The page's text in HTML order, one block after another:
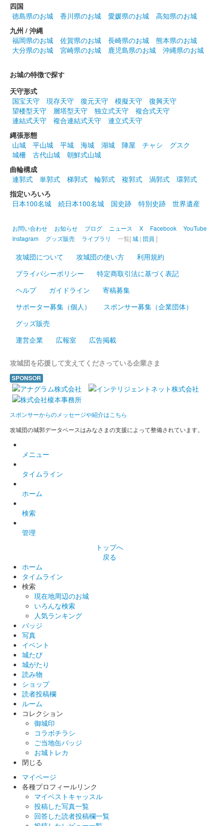
松本城 御城印 師走限定版
販売終了
登久姫氏による直筆の御城印。
松本城 御城印
販売終了
お城EXPO2023の「松本城 御城印帳／登久姫プロジェクト」の
ブースにて登久姫直筆の御城印。100枚限定
松本城 御城印
2023年12月17日に開催されたお城EXPO2023の「松本城 御城印
帳／登久姫プロジェクト」のブースにて販売された御城印。くじ
松本城 御城印 城主イラスト入り版
販売終了
2023年12月17日に開催されたお城EXPO2023の「松本城 御城印
引きのWチャンスの副賞でも貰える。石川数正、小笠原秀政、戸
田康長、松平……
販売終了
100枚限定
松本城 御城印
販売終了
2023年12月16、17日に開催されたお城EXPO2023の「松本城 御
城印帳／登久姫プロジェクト」のブースにて17日のみ登久姫氏が
その場で直書きした御城印。
松本城 国宝五城御城印
配布終了
各日各2回（計4回）、抽選配布（各回抽選券200枚中100枚当
選）。当選者は国宝五城（松江城、姫路城、彦根城、犬山城、松
本城）から一城選択。黒地に金文字。中央にお城EXPO2023ロゴ
あり。
松本城 御城印
販売終了
2023年12月16、17日に開催されたお城EXPO2023の「松本城 御
城印帳／登久姫プロジェクト」のブースにて登久姫直筆の御城
印。
松本城 御城印
配布終了
2023年12月16、17日に開催されたお城EXPO2023の「松本城 御
城印帳／登久姫プロジェクト」のブースにて御城印６家セット購
入すると貰える。石川数正、小笠原秀政、戸田康長、松平直政、
堀田正盛、……
松本城 御城印 押し家紋 水野家
販売終了
四国
徳島県のお城
香川県のお城 愛媛県のお城
高知県のお城
九州 / 沖縄
福岡県のお城
佐賀県のお城 長崎県のお城
熊本県のお城
大分県のお城
宮崎県のお城 鹿児島県のお城 沖縄県のお城
お城の特徴で探す
天守形式
国宝天守
現存天守 復元天守 模擬天守
復興天守
望楼型天守
層塔型天守 独立式天守
複合式天守
連結式天守
複合連結式天守
連立式天守
縄張形態
山城
平山城 平城 海城 湖城 陣屋 チャシ
グスク
城柵
古代山城
朝鮮式山城
曲輪構成
連郭式
単郭式 梯郭式 輪郭式 複郭式 渦郭式
環郭式
指定いろいろ
日本100名城
続日本100名城 国史跡 特別史跡 世界遺産
お問い合わせ お知らせ ブログ ニュース X Facebook
YouTube
Instagram
グッズ販売 ライブラリ 一覧[城 | 団員 ]
攻城団について 攻城団の使い方
利用規約
プライバシーポリシー
特定商取引法に基づく表記
ヘルプ
ガイドライン
寄稿募集
サポーター募集（個人）
スポンサー募集（企業団体）
グッズ販売
運営企業
広報室 広告掲載
攻城団を応援して支えてくださっている企業さま
SPONSOR
スポンサーからのメッセージや紹介はこちら
攻城団の城郭データベースはみなさまの支援によって整備されています。
メニュー
タイムライン
ホーム
検索
管理
トップへ
戻る
ホーム
タイムライン
検索
現在地周辺のお城
いろんな検索
人気ランキング
バッジ
写真
イベント
城たび
城がたり
読み物
ショップ
読者投稿欄
ルーム
コレクション
御城印
コラボチラシ
ご当地缶バッジ
お城トレカ
閉じる
マイページ
各種プロフィールリンク
マイベストキャッスル
投稿した写真一覧
回答した読者投稿欄一覧